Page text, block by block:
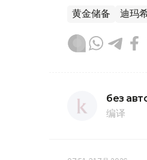
黄金储备 迪玛
без
编译